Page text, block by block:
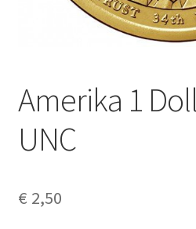
Amerika 1
UNC
€ 2,50